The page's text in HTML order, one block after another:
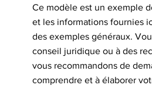
Ce modèle est un exemple
et les informations fournies
des exemples généraux.
conseil juridique ou à des
vous recommandons de
comprendre et à élaborer